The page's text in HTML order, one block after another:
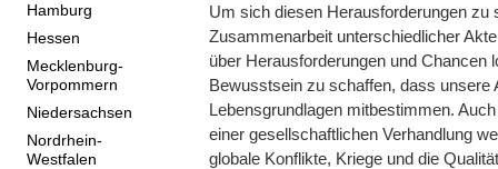
Hamburg
Hessen
Mecklenburg-
Vorpommern
Niedersachsen
Nordrhein-
Westfalen
Um sich diesen Herausforderungen zu
Zusammenarbeit unterschiedlicher
über Herausforderungen und Chancen
Bewusstsein zu schaffen, dass unsere
Lebensgrundlagen mitbestimmen.
einer gesellschaftlichen Verhandlung
globale Konflikte, Kriege und die